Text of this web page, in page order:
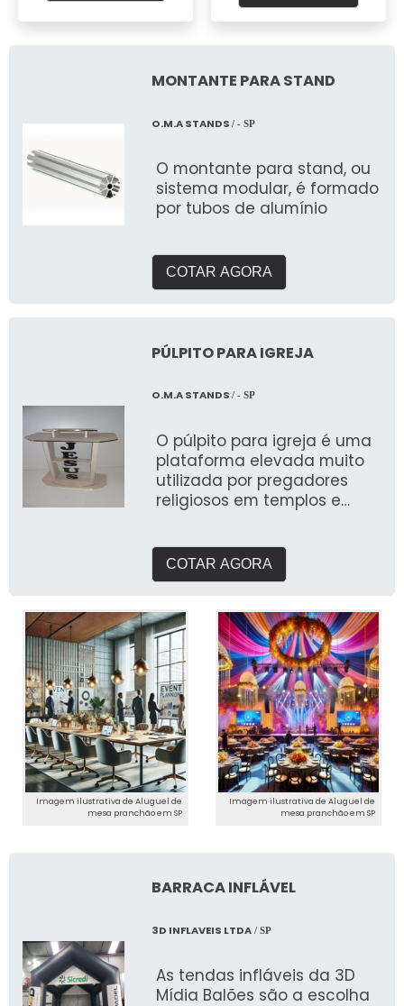
MONTANTE PARA STAND
O.M.A STANDS / - SP
O montante para stand, ou
sistema modular, é formado
por tubos de alumínio
COTAR AGORA
PÚLPITO PARA IGREJA
O.M.A STANDS / - SP
O púlpito para igreja é uma
plataforma elevada muito
utilizada por pregadores
religiosos em templos e
COTAR AGORA
Imagem ilustrativa de Aluguel de
mesa pranchão em SP
Imagem ilustrativa de Aluguel de
mesa pranchão em SP
BARRACA INFLÁVEL
3D INFLAVEIS LTDA/ SP
As tendas infláveis da 3D
Mídia Balões são a escolha